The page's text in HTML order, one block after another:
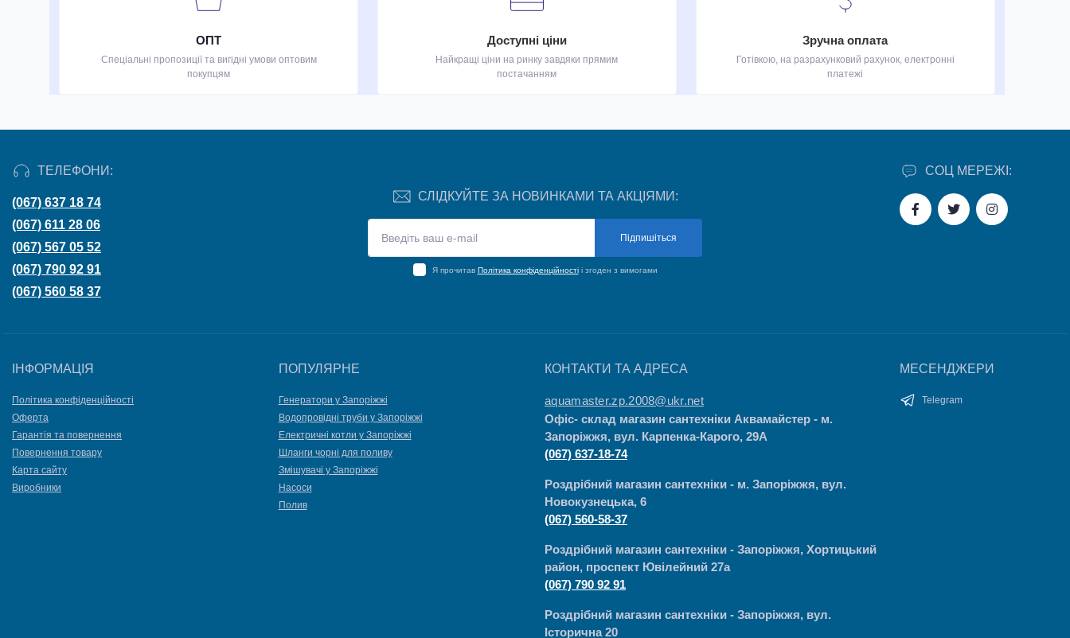
ОПТ
Спеціальні пропозиції та вигідні умови оптовим
покупцям
Доступні ціни
Найкращі ціни на ринку завдяки прямим
постачанням
Зручна оплата
Готівкою, на разрахунковий рахунок, електронні
платежі
ТЕЛЕФОНИ:
(067) 637 18 74
(067) 611 28 06
(067) 567 05 52
(067) 790 92 91
(067) 560 58 37
СОЦ МЕРЕЖІ:
СЛІДКУЙТЕ ЗА НОВИНКАМИ ТА АКЦІЯМИ:
Підпишіться
Я прочитав Політика конфіденційностіі згоден з вимогами
ІНФОРМАЦІЯ
Політика конфіденційності
Оферта
Гарантія та повернення
Повернення товару
Карта сайту
Виробники
ПОПУЛЯРНЕ
Генератори у Запоріжжі
Водопровідні труби у Запоріжжі
Електричні котли у Запоріжжі
Шланги чорні для поливу
Змішувачі у Запоріжжі
Насоси
Полив
КОНТАКТИ ТА АДРЕСА
aquamaster.zp.2008@ukr.net
Офіс- склад магазин сантехніки Аквамайстер - м.
Запоріжжя, вул. Карпенка-Карого, 29А
(067) 637-18-74
Роздрібний магазин сантехніки - м. Запоріжжя, вул.
Новокузнецька, 6
(067) 560-58-37
Роздрібний магазин сантехніки - Запоріжжя, Хортицький
район, проспект Ювілейний 27а
(067) 790 92 91
Роздрібний магазин сантехніки - Запоріжжя, вул.
Історична 20
МЕСЕНДЖЕРИ
Telegram